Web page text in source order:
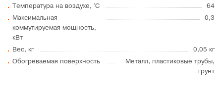
Температура на воздухе, °C
64
Максимальная
коммутируемая мощность,
кВт
0,3
Вес, кг
0,05 кг
Обогреваемая поверхность
Металл, пластиковые трубы,
грунт